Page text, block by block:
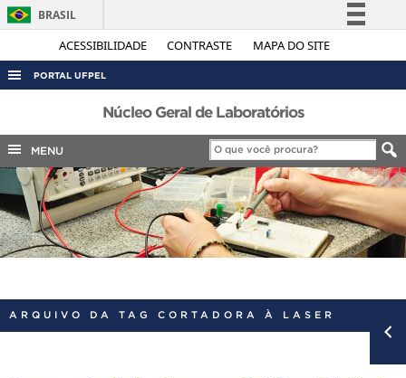
ACESSIBILIDADE CONTRASTE MAPA DO SITE
BRASIL
Simplifique!
Legislação
Canais
PORTAL UFPEL
ACESSO À INFORMAÇÃO
AUDITORIA
COBALTO
CONCURSOS
EDITAIS
INTERNACIONAL
PORTARIAS
Núcleo Geral de Laboratórios
MENU
ARQUIVO DA TAG CORTADORA À LASER